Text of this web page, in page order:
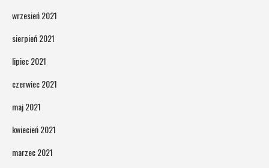
wrzesień 2021
sierpień 2021
lipiec 2021
czerwiec 2021
maj 2021
kwiecień 2021
marzec 2021